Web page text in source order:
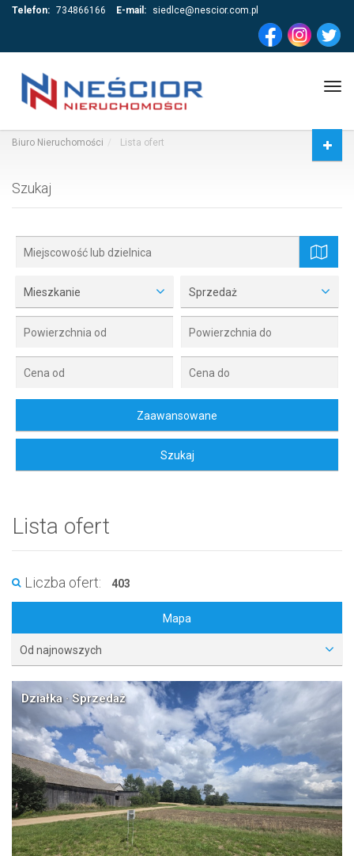
Telefon: 734866166 E-mail: siedlce@nescior.com.pl
Biuro Nieruchomości Lista ofert
Szukaj
Mieszkanie Sprzedaż
Lista ofert
Liczba ofert: 403
Mapa
Od najnowszych
Działka · Sprzedaż